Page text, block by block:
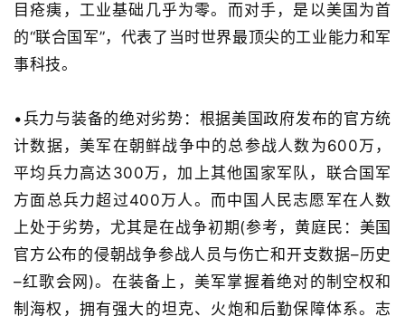
目疮痍，工业基础几乎为零。而对手，是以美国为首
的“联合国军”，代表了当时世界最顶尖的工业能力和军
事科技。
•兵力与装备的绝对劣势 ：根据美国政府发布的官方统
计数据，美军在朝鲜战争中的总参战人数为600万，
平均兵力高达300万，加上其他国家军队，联合国军
方面总兵力超过400万人。而中国人民志愿军在人数
上处于劣势，尤其是在战争初期(参考， 黄庭民：美国
官方公布的侵朝战争参战人员与伤亡和开支数据–历史
–红歌会网 )。在装备上，美军掌握着绝对的制空权和
制海权，拥有强大的坦克、火炮和后勤保障体系。志